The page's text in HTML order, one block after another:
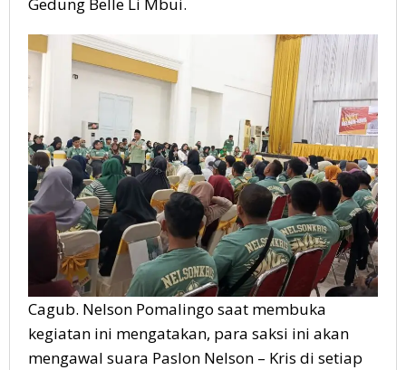
Gedung Belle Li Mbui.
Cagub. Nelson Pomalingo saat membuka
kegiatan ini mengatakan, para saksi ini akan
mengawal suara Paslon Nelson – Kris di setiap